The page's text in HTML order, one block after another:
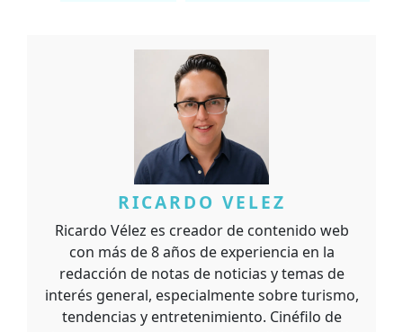
RICARDO VELEZ
Ricardo Vélez es creador de contenido web
con más de 8 años de experiencia en la
redacción de notas de noticias y temas de
interés general, especialmente sobre turismo,
tendencias y entretenimiento. Cinéfilo de